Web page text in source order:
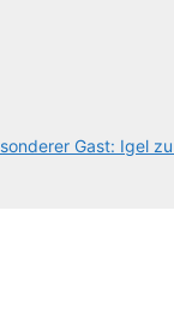
Gast: Igel